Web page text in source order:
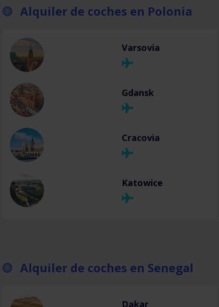
Alquiler de coches en Polonia
Varsovia
Gdansk
Cracovia
Katowice
Alquiler de coches en Senegal
Dakar